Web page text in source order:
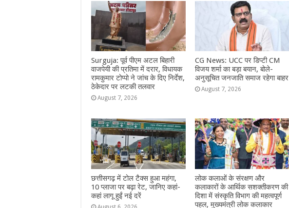
o
k
p e
r
Surguja: पूर्व पीएम अटल बिहारी
वाजपेयी की प्रतिमा में दरार, विधायक
रामकुमार टोप्पो ने जांच के दिए निर्देश,
ठेकेदार पर लटकी तलवार
August 7, 2026
CG News: UCC पर डिप्टी CM
विजय शर्मा का बड़ा बयान, बोले-
अनुसूचित जनजाति समाज रहेगा बाहर
August 7, 2026
छत्तीसगढ़ में टोल टैक्स हुआ महंगा,
10 प्लाजा पर बढ़ा रेट, जानिए कहां-
कहां लागू हुईं नई दरें
लोक कलाओं के संरक्षण और
कलाकारों के आर्थिक सशक्तीकरण की
दिशा में संस्कृति विभाग की महत्वपूर्ण
पहल, मुख्यमंत्री लोक कलाकार